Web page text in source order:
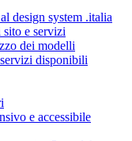
design system .italia
e servizi
dei modelli
disponibili
e accessibile